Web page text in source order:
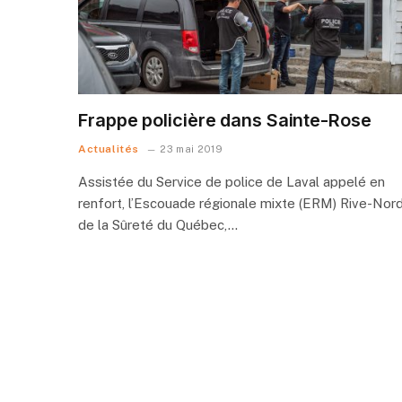
Frappe policière dans Sainte-Rose
Actualités 23 mai 2019
Assistée du Service de police de Laval appelé en
renfort, l’Escouade régionale mixte (ERM) Rive-
de la Sûreté du Québec,…